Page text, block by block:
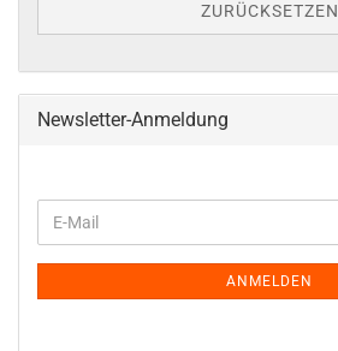
ZURÜCKSETZEN
Newsletter-Anmeldung
ZUR
E-
Mail
ANMELDEN